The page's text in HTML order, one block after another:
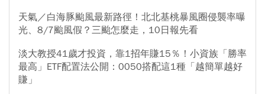
天氣／白海豚颱風最新路徑！北北基桃暴風圈侵襲率曝
光、8/7颱風假？三颱怎麼走，10日報先看
淡大教授41歲才投資，靠1招年賺15％！小資族「勝率
最高」ETF配置法公開：0050搭配這1種「越簡單越好
賺」